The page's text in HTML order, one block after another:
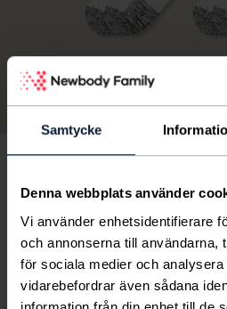
Samtycke
Denna webbplats använder
Vi använder enhetsidentifierare
och annonserna till användarna,
för sociala medier och
vidarebefordrar även sådana
Bild
1av
/6
5-pack Eco Athletic Socks
20€
finskt föreningsliv får 5.5 € per
Fantastiskt skön strumpa i